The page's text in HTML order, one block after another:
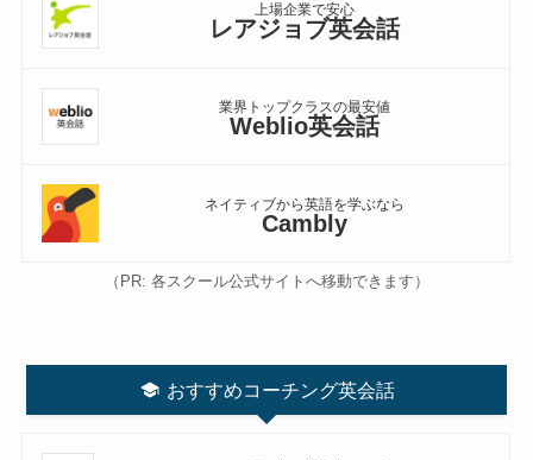
上場企業で安心
レアジョブ英会話
業界トップクラスの最安値
Weblio英会話
ネイティブから英語を学ぶなら
Cambly
（PR: 各スクール公式サイトへ移動できます）
おすすめコーチング英会話